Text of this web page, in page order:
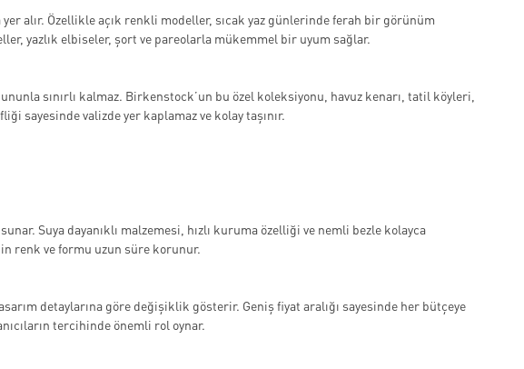
alır. Özellikle açık renkli modeller, sıcak yaz günlerinde ferah bir görünüm
yazlık elbiseler, şort ve pareolarla mükemmel bir uyum sağlar.
sınırlı kalmaz. Birkenstock’un bu özel koleksiyonu, havuz kenarı, tatil köyleri,
sayesinde valizde yer kaplamaz ve kolay taşınır.
Suya dayanıklı malzemesi, hızlı kuruma özelliği ve nemli bezle kolayca
renk ve formu uzun süre korunur.
detaylarına göre değişiklik gösterir. Geniş fiyat aralığı sayesinde her bütçeye
tercihinde önemli rol oynar.